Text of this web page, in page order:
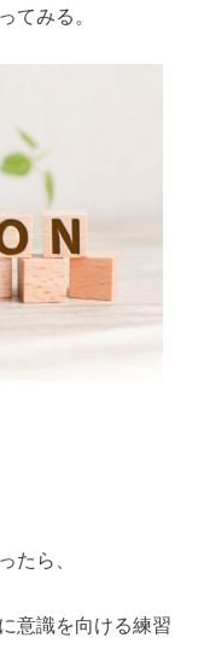
てみる。
たら、
意識を向ける練習